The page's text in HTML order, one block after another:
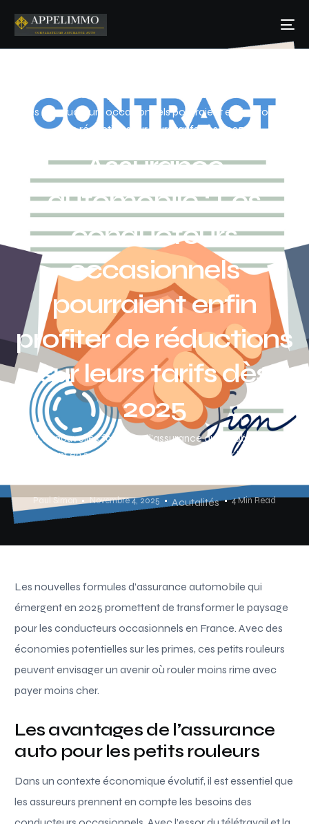
Home Blog
Assurance automobile :
Les conducteurs occasionnels pourraient enfin profiter
de réductions sur leurs tarifs dès 2025
Assurance
automobile : Les
conducteurs
occasionnels
pourraient enfin
profiter de réductions
sur leurs tarifs dès
2025
Les nouvelles formules d’assurance automobile qui
émergent en 2025 promettent de transformer le paysage
Paul Simon Novembre 4, 2025 Acutalités 4 Min Read
Les nouvelles formules d’assurance automobile qui
émergent en 2025 promettent de transformer le paysage
pour les conducteurs occasionnels en France. Avec des
économies potentielles sur les primes, ces petits rouleurs
peuvent envisager un avenir où rouler moins rime avec
payer moins cher.
Les avantages de l’assurance
auto pour les petits rouleurs
Dans un contexte économique évolutif, il est essentiel que
les assureurs prennent en compte les besoins des